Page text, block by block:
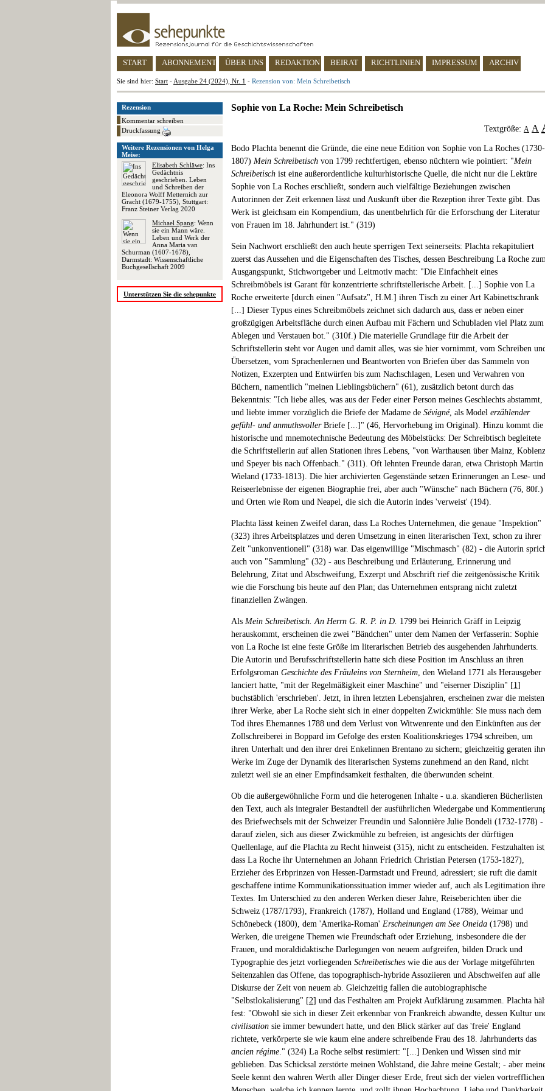
START ABONNEMENT ÜBER UNS REDAKTION BEIRAT RICHTLINIEN IMPRESSUM ARCHIV
Sie sind hier: Start - Ausgabe 24 (2024), Nr. 1 - Rezension von: Mein Schreibetisch
Rezension
Kommentar schreiben
Druckfassung
Weitere Rezensionen von Helga
Meise:
Elisabeth Schläwe: Ins
Gedächtnis
geschrieben. Leben
und Schreiben der
Eleonora Wolff Metternich zur
Gracht (1679-1755), Stuttgart:
Franz Steiner Verlag 2020
Michael Spang: Wenn
sie ein Mann wäre.
Leben und Werk der
Anna Maria van
Schurman (1607-1678),
Darmstadt: Wissenschaftliche
Buchgesellschaft 2009
Unterstützen Sie die sehepunkte
Sophie von La Roche: Mein Schreibetisch
Textgröße: A A
Bodo Plachta benennt die Gründe, die eine neue Edition von Sophie von La Roches (1730-
1807) Mein Schreibetisch von 1799 rechtfertigen, ebenso nüchtern wie pointiert: "Mein
Schreibetisch ist eine außerordentliche kulturhistorische Quelle, die nicht nur die Lektüre
Sophie von La Roches erschließt, sondern auch vielfältige Beziehungen zwischen
Autorinnen der Zeit erkennen lässt und Auskunft über die Rezeption ihrer Texte gibt. Das
Werk ist gleichsam ein Kompendium, das unentbehrlich für die Erforschung der Literatur
von Frauen im 18. Jahrhundert ist." (319)
Sein Nachwort erschließt den auch heute sperrigen Text seinerseits: Plachta rekapituliert
zuerst das Aussehen und die Eigenschaften des Tisches, dessen Beschreibung La Roche
Ausgangspunkt, Stichwortgeber und Leitmotiv macht: "Die Einfachheit eines
Schreibmöbels ist Garant für konzentrierte schriftstellerische Arbeit. [...] Sophie von La
Roche erweiterte [durch einen "Aufsatz", H.M.] ihren Tisch zu einer Art Kabinettschrank
[...] Dieser Typus eines Schreibmöbels zeichnet sich dadurch aus, dass er neben einer
großzügigen Arbeitsfläche durch einen Aufbau mit Fächern und Schubladen viel Platz zum
Ablegen und Verstauen bot." (310f.) Die materielle Grundlage für die Arbeit der
Schriftstellerin steht vor Augen und damit alles, was sie hier vornimmt, vom Schreiben
Übersetzen, vom Sprachenlernen und Beantworten von Briefen über das Sammeln von
Notizen, Exzerpten und Entwürfen bis zum Nachschlagen, Lesen und Verwahren von
Büchern, namentlich "meinen Lieblingsbüchern" (61), zusätzlich betont durch das
Bekenntnis: "Ich liebe alles, was aus der Feder einer Person meines Geschlechts abstammt,
und liebte immer vorzüglich die Briefe der Madame de Sévigné, als Model erzählender
gefühl- und anmuthsvollerBriefe [...]" (46, Hervorhebung im Original). Hinzu kommt die
historische und mnemotechnische Bedeutung des Möbelstücks: Der Schreibtisch begleitete
die Schriftstellerin auf allen Stationen ihres Lebens, "von Warthausen über Mainz, Koblenz
und Speyer bis nach Offenbach." (311). Oft lehnten Freunde daran, etwa Christoph Martin
Wieland (1733-1813). Die hier archivierten Gegenstände setzen Erinnerungen an Lese- und
Reiseerlebnisse der eigenen Biographie frei, aber auch "Wünsche" nach Büchern (76, 80f.)
und Orten wie Rom und Neapel, die sich die Autorin indes 'verweist' (194).
Plachta lässt keinen Zweifel daran, dass La Roches Unternehmen, die genaue "Inspektion"
(323) ihres Arbeitsplatzes und deren Umsetzung in einen literarischen Text, schon zu ihrer
Zeit "unkonventionell" (318) war. Das eigenwillige "Mischmasch" (82) - die Autorin
auch von "Sammlung" (32) - aus Beschreibung und Erläuterung, Erinnerung und
Belehrung, Zitat und Abschweifung, Exzerpt und Abschrift rief die zeitgenössische Kritik
wie die Forschung bis heute auf den Plan; das Unternehmen entsprang nicht zuletzt
finanziellen Zwängen.
Als Mein Schreibetisch. An Herrn G. R. P. in D. 1799 bei Heinrich Gräff in Leipzig
herauskommt, erscheinen die zwei "Bändchen" unter dem Namen der Verfasserin: Sophie
von La Roche ist eine feste Größe im literarischen Betrieb des ausgehenden Jahrhunderts.
Die Autorin und Berufsschriftstellerin hatte sich diese Position im Anschluss an ihren
Erfolgsroman Geschichte des Fräuleins von Sternheim, den Wieland 1771 als Herausgeber
lanciert hatte, "mit der Regelmäßigkeit einer Maschine" und "eiserner Disziplin" [1]
buchstäblich 'erschrieben'. Jetzt, in ihren letzten Lebensjahren, erscheinen zwar die meisten
ihrer Werke, aber La Roche sieht sich in einer doppelten Zwickmühle: Sie muss nach dem
Tod ihres Ehemannes 1788 und dem Verlust von Witwenrente und den Einkünften aus der
Zollschreiberei in Boppard im Gefolge des ersten Koalitionskrieges 1794 schreiben, um
ihren Unterhalt und den ihrer drei Enkelinnen Brentano zu sichern; gleichzeitig geraten
Werke im Zuge der Dynamik des literarischen Systems zunehmend an den Rand, nicht
zuletzt weil sie an einer Empfindsamkeit festhalten, die überwunden scheint.
Ob die außergewöhnliche Form und die heterogenen Inhalte - u.a. skandieren Bücherlisten
den Text, auch als integraler Bestandteil der ausführlichen Wiedergabe und
des Briefwechsels mit der Schweizer Freundin und Salonnière Julie Bondeli (1732-1778) -
darauf zielen, sich aus dieser Zwickmühle zu befreien, ist angesichts der dürftigen
Quellenlage, auf die Plachta zu Recht hinweist (315), nicht zu entscheiden. Festzuhalten
dass La Roche ihr Unternehmen an Johann Friedrich Christian Petersen (1753-1827),
Erzieher des Erbprinzen von Hessen-Darmstadt und Freund, adressiert; sie ruft die damit
geschaffene intime Kommunikationssituation immer wieder auf, auch als Legitimation
Textes. Im Unterschied zu den anderen Werken dieser Jahre, Reiseberichten über die
Schweiz (1787/1793), Frankreich (1787), Holland und England (1788), Weimar und
Schönebeck (1800), dem 'Amerika-Roman' Erscheinungen am See Oneida (1798) und
Werken, die ureigene Themen wie Freundschaft oder Erziehung, insbesondere die der
Frauen, und moraldidaktische Darlegungen von neuem aufgreifen, bilden Druck und
Typographie des jetzt vorliegenden Schreibetisches wie die aus der Vorlage mitgeführten
Seitenzahlen das Offene, das topographisch-hybride Assoziieren und Abschweifen auf alle
Diskurse der Zeit von neuem ab. Gleichzeitig fallen die autobiographische
"Selbstlokalisierung" [2] und das Festhalten am Projekt Aufklärung zusammen. Plachta
fest: "Obwohl sie sich in dieser Zeit erkennbar von Frankreich abwandte, dessen Kultur
civilisation sie immer bewundert hatte, und den Blick stärker auf das 'freie' England
richtete, verkörperte sie wie kaum eine andere schreibende Frau des 18. Jahrhunderts das
ancien régime." (324) La Roche selbst resümiert: "[...] Denken und Wissen sind mir
geblieben. Das Schicksal zerstörte meinen Wohlstand, die Jahre meine Gestalt; - aber
Seele kennt den wahren Werth aller Dinger dieser Erde, freut sich der vielen vortrefflichen